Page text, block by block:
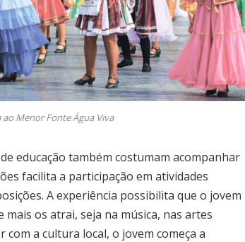
ao Menor Fonte Água Viva
educação também costumam acompanhar
facilita a participação em atividades
A experiência possibilita que o jovem
os atrai, seja na música, nas artes
com a cultura local, o jovem começa a